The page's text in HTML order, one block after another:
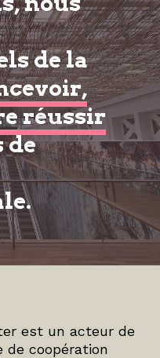
de la
réussir
de
est un acteur de
de coopération